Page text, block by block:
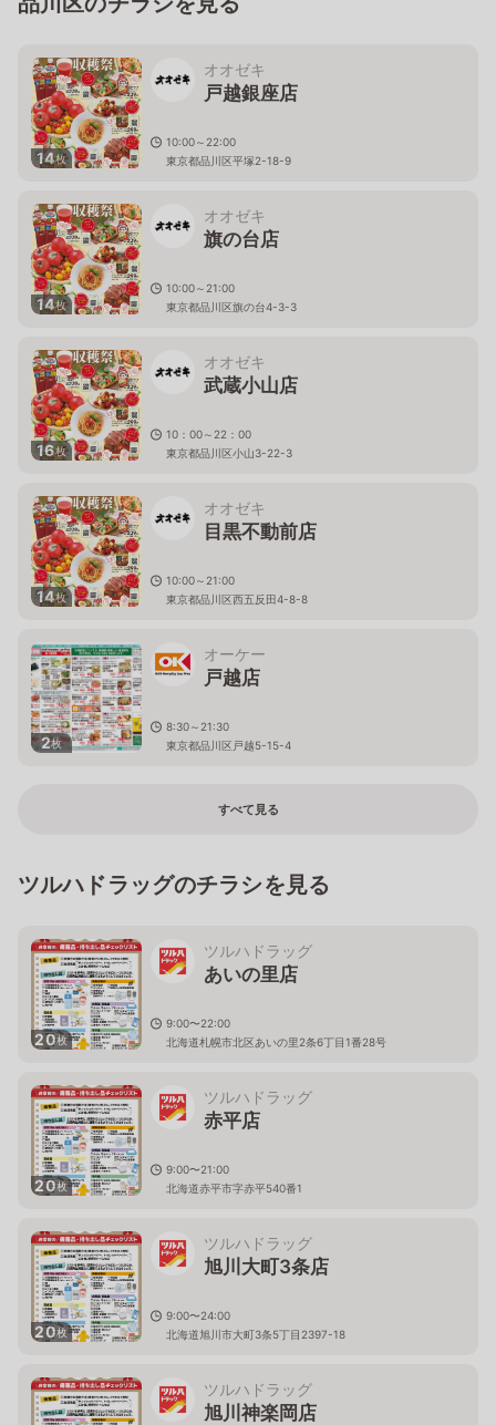
14枚
オオゼキ
戸越銀座店
10:00～22:00
東京都品川区平塚2-18-9
14枚
オオゼキ
旗の台店
10:00～21:00
東京都品川区旗の台4-3-3
16枚
オオゼキ
武蔵小山店
10：00～22：00
東京都品川区小山3-22-3
14枚
オオゼキ
目黒不動前店
10:00～21:00
東京都品川区西五反田4-8-8
2枚
オーケー
戸越店
8:30～21:30
東京都品川区戸越5-15-4
すべて見る
ツルハドラッグのチラシを見る
20枚
ツルハドラッグ
あいの里店
9:00〜22:00
北海道札幌市北区あいの里2条6丁目1番28号
20枚
ツルハドラッグ
赤平店
9:00〜21:00
北海道赤平市字赤平540番1
20枚
ツルハドラッグ
旭川大町3条店
9:00〜24:00
北海道旭川市大町3条5丁目2397-18
ツルハドラッグ
旭川神楽岡店